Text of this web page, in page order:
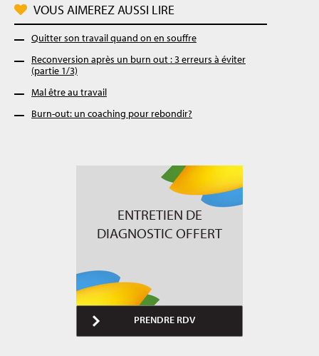
VOUS AIMEREZ AUSSI LIRE
Quitter son travail quand on en souffre
Reconversion après un burn out : 3 erreurs à éviter
(partie 1/3)
Mal être au travail
Burn-out: un coaching pour rebondir?
ENTRETIEN DE
DIAGNOSTIC OFFERT
PRENDRE RDV